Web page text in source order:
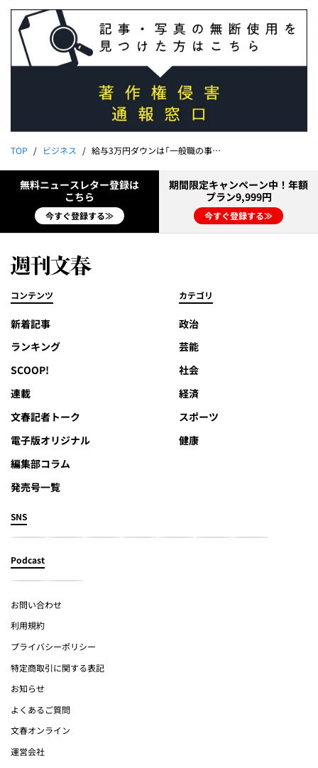
TOP ビジネス 給与3万円ダウンは「一般職の事実誤認」いなば食品の妄言に入社拒否者たちが怒りの猛反論
無料ニュースレター登録は
こちら
今すぐ登録する≫
期間限定キャンペーン中！年額
プラン9,999円
今すぐ登録する≫
コンテンツ
新着記事
ランキング
SCOOP!
連載
文春記者トーク
電子版オリジナル
編集部コラム
発売号一覧
カテゴリ
政治
芸能
社会
経済
スポーツ
健康
SNS
Podcast
お問い合わせ
利用規約
プライバシーポリシー
特定商取引に関する表記
お知らせ
よくあるご質問
文春オンライン
運営会社